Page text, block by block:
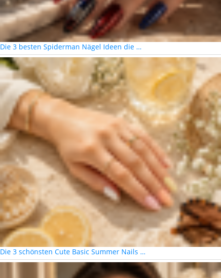
Die 3 besten Spiderman Nägel Ideen die …
Die 3 schönsten Cute Basic Summer Nails …